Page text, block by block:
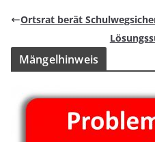
Orts­rat berät
Män­gel­hin­weis